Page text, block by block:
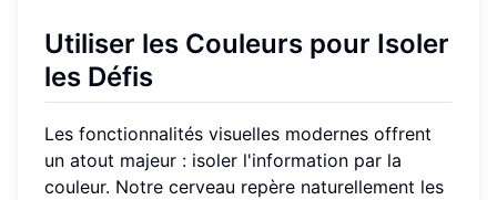
Utiliser les Couleurs pour Isoler
les Défis
Les fonctionnalités visuelles modernes offrent
un atout majeur : isoler l'information par la
couleur. Notre cerveau repère naturellement les